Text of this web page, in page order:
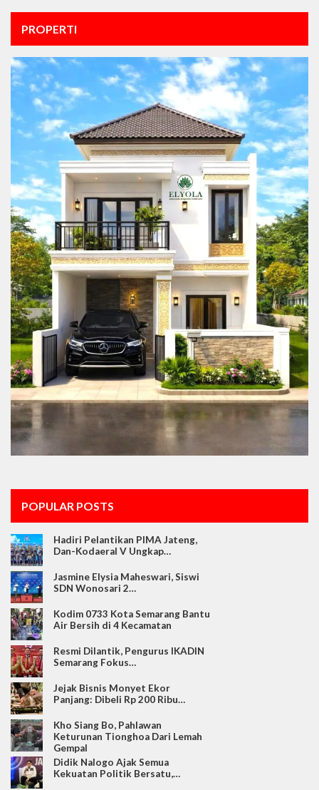
PROPERTI
POPULAR POSTS
Hadiri Pelantikan PIMA Jateng,
Dan-Kodaeral V Ungkap…
Jasmine Elysia Maheswari, Siswi
SDN Wonosari 2…
Kodim 0733 Kota Semarang Bantu
Air Bersih di 4 Kecamatan
Resmi Dilantik, Pengurus IKADIN
Semarang Fokus…
Jejak Bisnis Monyet Ekor
Panjang: Dibeli Rp 200 Ribu…
Kho Siang Bo, Pahlawan
Keturunan Tionghoa Dari Lemah
Gempal
Didik Nalogo Ajak Semua
Kekuatan Politik Bersatu,…